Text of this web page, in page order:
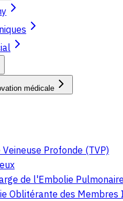
médicale
Profonde (TVP)
de l'Embolie Pulmonaire
Oblitérante des Membres